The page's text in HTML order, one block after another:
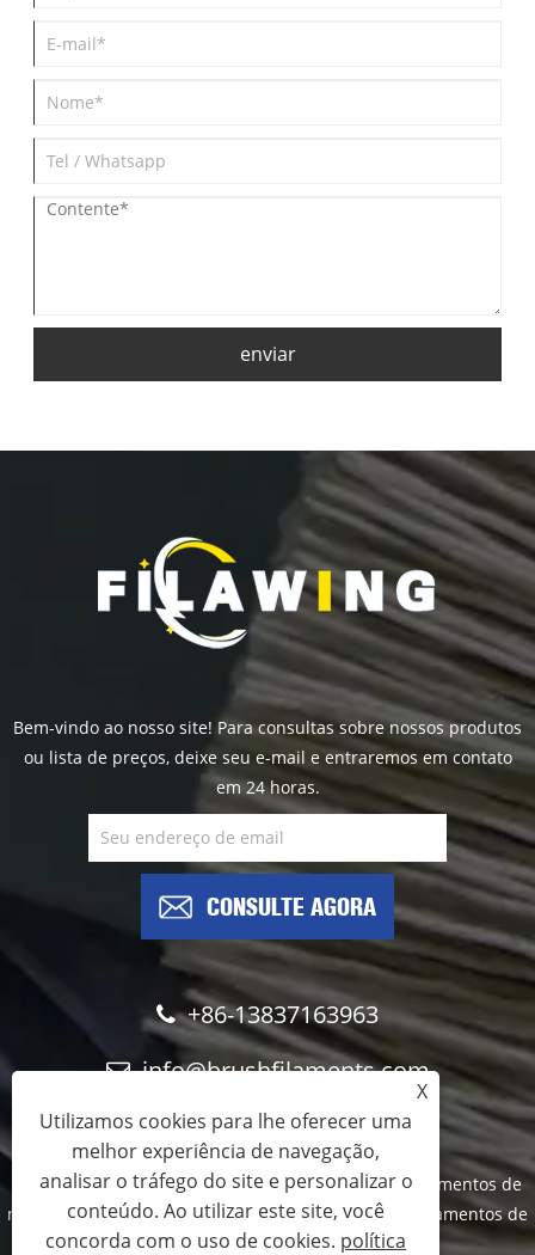
enviar
Bem-vindo ao nosso site! Para consultas sobre nossos produtos
ou lista de preços, deixe seu e-mail e entraremos em contato
em 24 horas.
CONSULTE AGORA
+86-13837163963
info@brushfilaments.com
Copyright © 2023 Filawing Industry Co., Limited - Filamentos de
nylon abrasivos, filamentos de carboneto de silício, filamentos de
diamante - Todos os direitos reservados
X
Utilizamos cookies para lhe oferecer uma
melhor experiência de navegação,
analisar o tráfego do site e personalizar o
conteúdo. Ao utilizar este site, você
concorda com o uso de cookies. política